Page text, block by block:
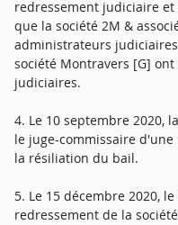
redressement judiciaire et
que la société 2M &
administrateurs
société Montravers [G]
judiciaires.
4. Le 10 septembre 2020,
le juge-commissaire
la résiliation du bail.
5. Le 15 décembre 2020,
redressement de la société